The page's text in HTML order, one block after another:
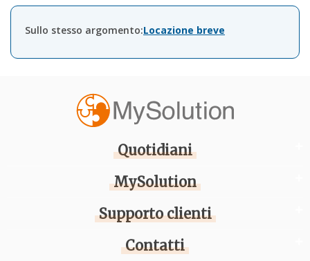
Sullo stesso argomento:Locazione breve
Quotidiani
MySolution
Supporto clienti
Contatti